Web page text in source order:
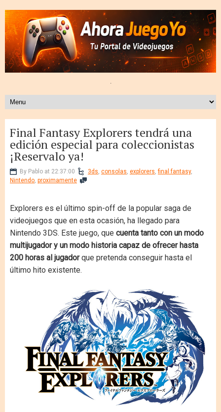
.
Final Fantasy Explorers tendrá una
edición especial para coleccionistas
¡Reservalo ya!
By Pablo at 22:37:00 3ds, consolas, explorers,final fantasy,
Nintendo, proximamente
Explorers es el último spin-off de la popular saga de
videojuegos que en esta ocasión, ha llegado para
Nintendo 3DS. Este juego, que cuenta tanto con un modo
multijugador y un modo historia capaz de ofrecer hasta
200 horas al jugadorque pretenda conseguir hasta el
último hito existente.